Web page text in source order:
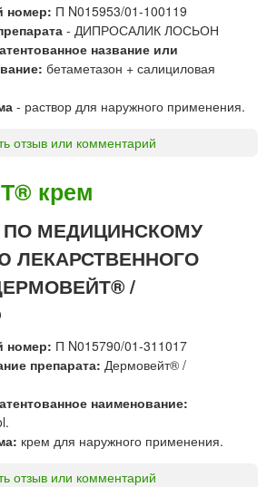
номер: П N015953/01-100119
- ДИПРОСАЛИК ЛОСЬОН
название или
бетаметазон + салициловая
- раствор для наружного применения.
отзыв или комментарий
крем
ПО МЕДИЦИНСКОМУ
ЛЕКАРСТВЕННОГО
/
номер: П N015790/01-311017
препарата: Дермовейт® /
наименование:
крем для наружного применения.
отзыв или комментарий